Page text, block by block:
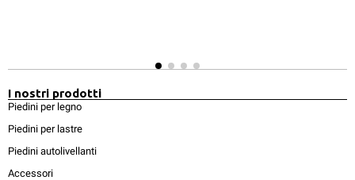
I nostri prodotti
Piedini per legno
Piedini per lastre
Piedini autolivellanti
Accessori